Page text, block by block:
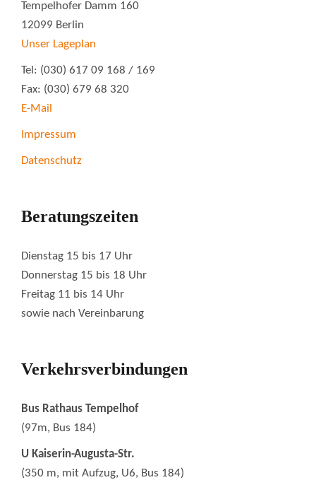
Tempelhofer Damm 160
12099 Berlin
Unser Lageplan
Tel: (030) 617 09 168 / 169
Fax: (030) 679 68 320
E-Mail
Impressum
Datenschutz
Beratungszeiten
Dienstag 15 bis 17 Uhr
Donnerstag 15 bis 18 Uhr
Freitag 11 bis 14 Uhr
sowie nach Vereinbarung
Verkehrsverbindungen
Bus Rathaus Tempelhof
(97m, Bus 184)
U Kaiserin-Augusta-Str.
(350 m, mit Aufzug, U6, Bus 184)